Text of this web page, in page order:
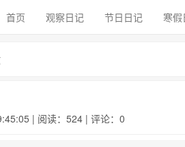
首页 观察日记 节日日记 寒
| 阅读：524 | 评论：0